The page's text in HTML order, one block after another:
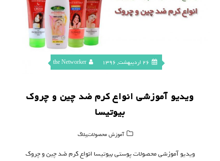
26 اردیبهشت, 1396 the Networker
ویدیو آموزشی انواع کرم ضد چین و چروک
بیوتیسا
آموزش محصولات,بلاگ
ویدیو آموزشی محصولات پوستی بیوتیسا انواع کرم ضد چین و چروک